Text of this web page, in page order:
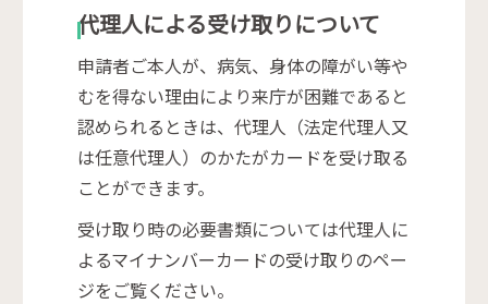
代理人による受け取りについて
申請者ご本人が、病気、身体の障がい等や
むを得ない理由により来庁が困難であると
認められるときは、代理人（法定代理人又
は任意代理人）のかたがカードを受け取る
ことができます。
受け取り時の必要書類については代理人に
よるマイナンバーカードの受け取りのペー
ジをご覧ください。